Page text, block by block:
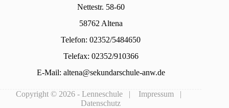
Nettestr. 58-60
58762 Altena
Telefon: 02352/5484650
Telefax: 02352/910366
E-Mail: altena@sekundarschule-anw.de
Copyright © 2026 - Lenneschule | Impressum |
Datenschutz